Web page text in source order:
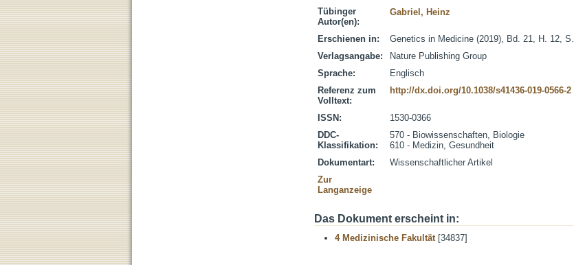
Tübinger
Autor(en):
Gabriel, Heinz
Erschienen in:
Genetics in Medicine (2019), Bd. 21, H. 12,
Verlagsangabe:
Nature Publishing Group
Sprache:
Englisch
Referenz zum
Volltext:
http://dx.doi.org/10.1038/s41436-019-0566-2
ISSN:
1530-0366
DDC-
Klassifikation:
570 - Biowissenschaften, Biologie
610 - Medizin, Gesundheit
Dokumentart:
Wissenschaftlicher Artikel
Zur
Langanzeige
Das Dokument erscheint in:
4 Medizinische Fakultät[34837]